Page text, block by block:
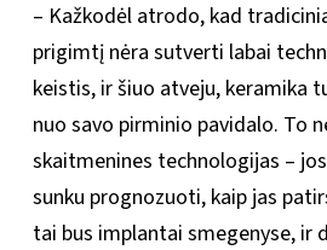
– Kažkodėl atrodo, kad
prigimtį nėra sutverti labai
keistis, ir šiuo atveju, keramika
nuo savo pirminio pavidalo. To
skaitmenines technologijas –
sunku prognozuoti, kaip jas
tai bus implantai smegenyse, ir